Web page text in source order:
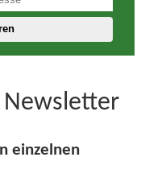
Newsletter
einzelnen